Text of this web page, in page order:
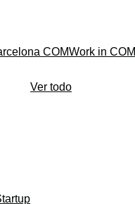
COMWork in COM
Ver todo